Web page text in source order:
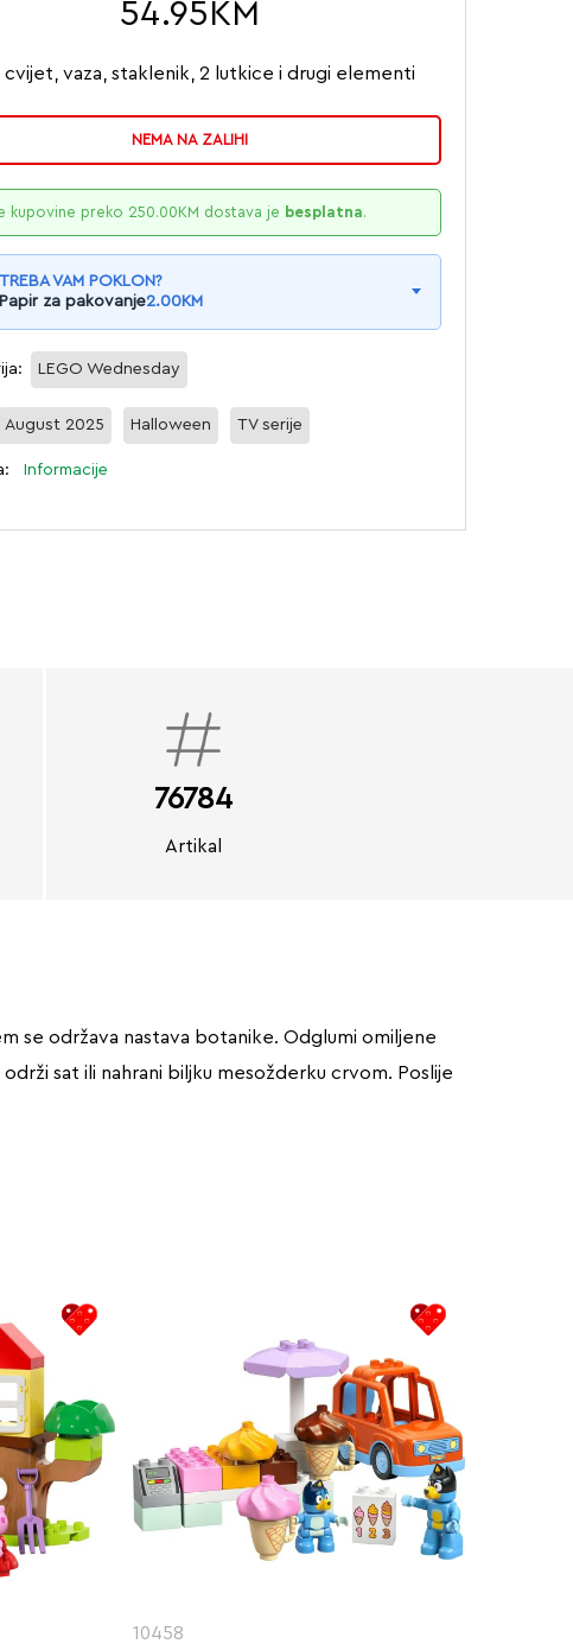
54.95 KM
cvijet, vaza, staklenik, 2 lutkice i drugi elementi
NEMA NA ZALIHI
kupovine preko 250.00KM dostava je besplatna.
TREBA VAM POKLON?
Papir za pakovanje2.00KM
LEGO Wednesday
August 2025 Halloween TV serije
Informacije
76784
Artikal
se održava nastava botanike. Odglumi omiljene
sat ili nahrani biljku mesožderku crvom. Poslije
10458